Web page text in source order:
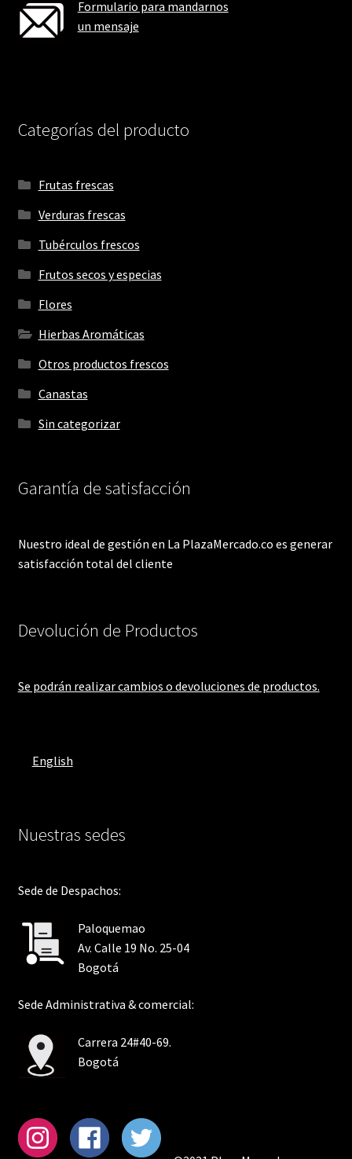
Formulario para mandarnos
un mensaje
Categorías del producto
Frutas frescas
Verduras frescas
Tubérculos frescos
Frutos secos y especias
Flores
Hierbas Aromáticas
Otros productos frescos
Canastas
Sin categorizar
Garantía de satisfacción
Nuestro ideal de gestión en La PlazaMercado.co es generar
satisfacción total del cliente
Devolución de Productos
Se podrán realizar cambios o devoluciones de productos.
English
Nuestras sedes
Sede de Despachos:
Paloquemao
Av. Calle 19 No. 25-04
Bogotá
Sede Administrativa & comercial:
Carrera 24#40-69.
Bogotá